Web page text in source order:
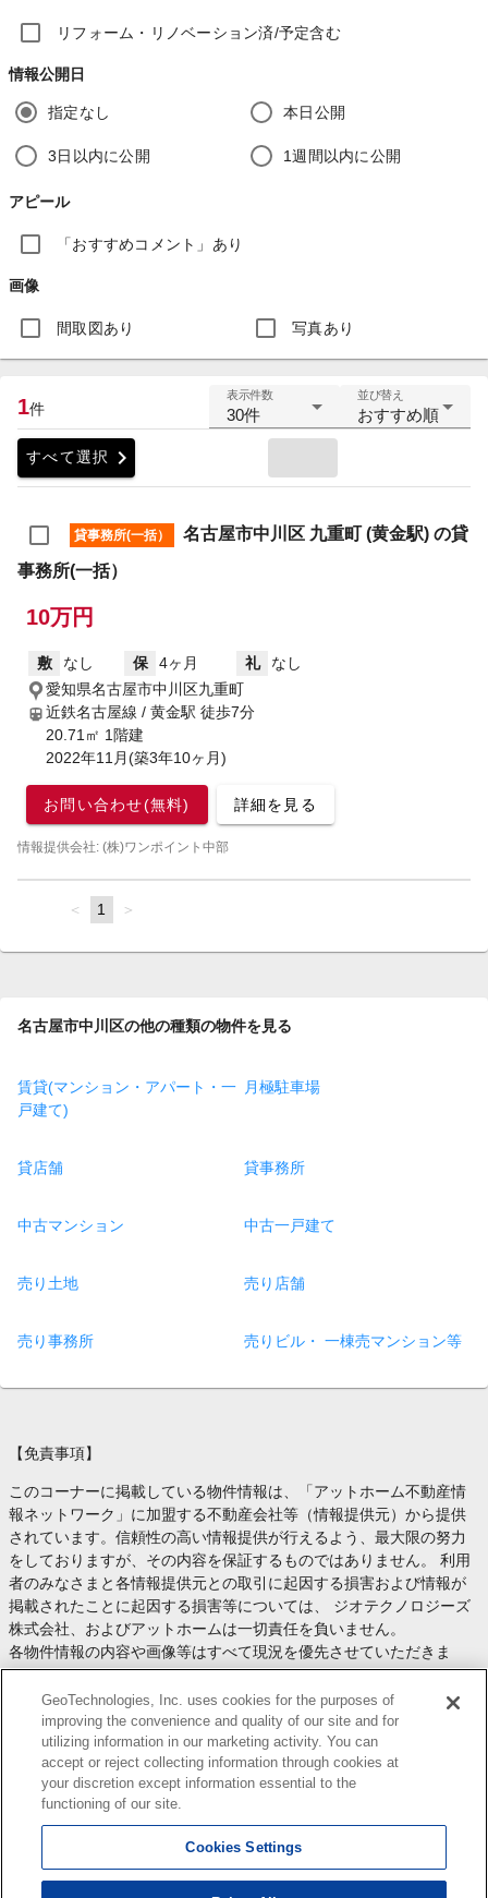
リフォーム・リノベーション済/予定含む
情報公開日
指定なし 本日公開
3日以内に公開 1週間以内に公開
アピール
「おすすめコメント」あり
画像
間取図あり 写真あり
1件
表示件数
30件
並び替え
おすすめ順
すべて選択 chevron_right
貸事務所(一括）
名古屋市中川区 九重町 (黄金駅) の貸
事務所(一括）
10万円
敷 なし 保 4ヶ月 礼
なし
愛知県名古屋市中川区九重町
近鉄名古屋線 / 黄金駅 徒歩7分
20.71㎡ 1階建
2022年11月(築3年10ヶ月)
お問い合わせ(無料) 詳細を見る
情報提供会社: (株)ワンポイント中部
page
You're
page
1 page
名古屋市中川区の他の種類の物件を見る
賃貸(マンション・アパート・一
戸建て)
月極駐車場
貸店舗 貸事務所
中古マンション 中古一戸建て
売り土地 売り店舗
売り事務所 売りビル・ 一棟売マンション等
【免責事項】
このコーナーに掲載している物件情報は、「アットホーム不動産情
報ネットワーク」に加盟する不動産会社等（情報提供元）から提供
されています。信頼性の高い情報提供が行えるよう、最大限の努力
をしておりますが、その内容を保証するものではありません。 利用
者のみなさまと各情報提供元との取引に起因する損害および情報が
掲載されたことに起因する損害等については、 ジオテクノロジーズ
株式会社、およびアットホームは一切責任を負いません。
各物件情報の内容や画像等はすべて現況を優先させていただきま
す。
お取引等（お取引の準備、資金調達等を含みます）の際には、内容
や契約条件等について、 各情報提供元より十分な説明を受け、ご自
身でご確認の上、判断してください。
このコーナーへの物件情報のご掲載、その他不動産業務ソリューシ
ョン等についての不動産会社様のお問合せはこちら
します。
GeoTechnologies, Inc. uses cookies for the purposes of
improving the convenience and quality of our site and for
utilizing information in our marketing activity. You can
accept or reject collecting information through cookies at
your discretion except information essential to the
functioning of our site.
Cookies Settings